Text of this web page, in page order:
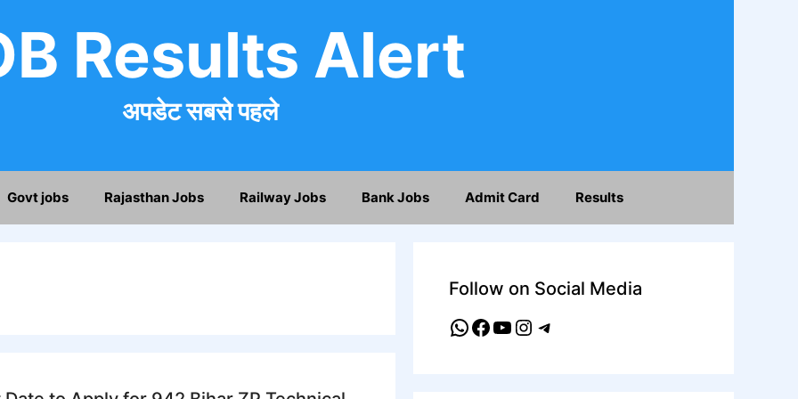
Results Alert
अपडेट सबसे पहले
Govt jobs Rajasthan Jobs Railway Jobs Bank Jobs Admit Card Results
Follow on Social Media
WhatsApp
Facebook
YouTube
Instagram
Telegram